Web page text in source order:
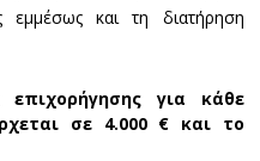
εμμέσως και τη διατήρηση
για κάθε
σε 4.000 € και το